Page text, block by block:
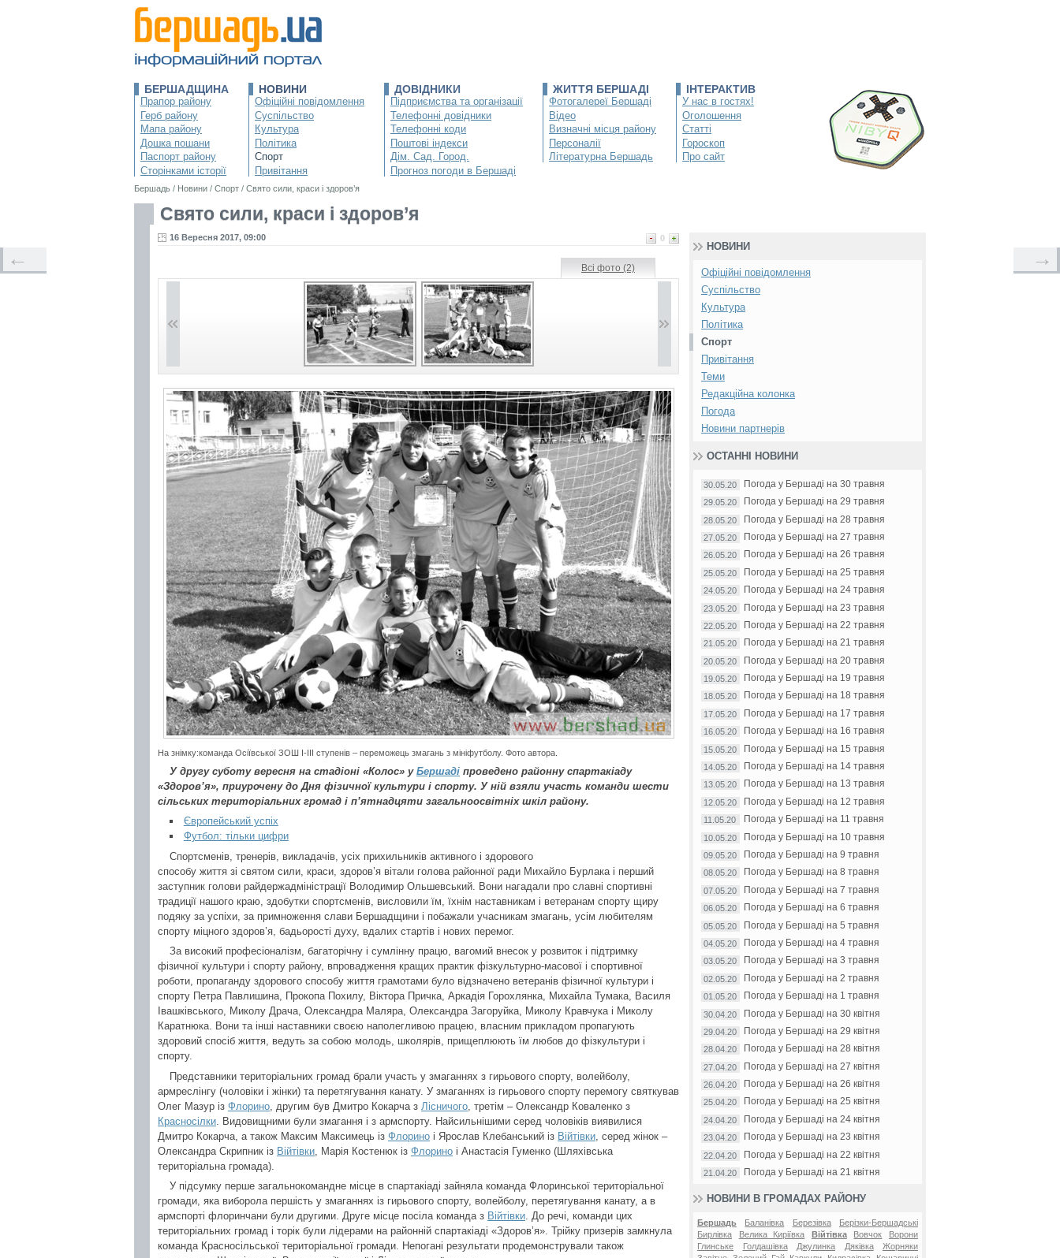
БЕРШАДЩИНА
Прапор району
Герб району
Мапа району
Дошка пошани
Паспорт району
Сторінками історії
НОВИНИ
Офіційні повідомлення
Суспільство
Культура
Політика
Спорт
Привітання
ДОВІДНИКИ
Підприємства та організації
Телефонні довідники
Телефонні коди
Поштові індекси
Дім. Сад. Город.
Прогноз погоди в Бершаді
ЖИТТЯ БЕРШАДІ
Фотогалереї Бершаді
Відео
Визначні місця району
Персоналії
Літературна Бершадь
ІНТЕРАКТИВ
У нас в гостях!
Оголошення
Статті
Гороскоп
Про сайт
Бершадь / Новини / Спорт / Свято сили, краси і здоров’я
Свято сили, краси і здоров’я
0
16 Вересня 2017, 09:00
Всі фото (2)
На знімку:команда Осіївської ЗОШ І-ІІІ ступенів – переможець змагань з мініфутболу. Фото автора.
У другу суботу вересня на стадіоні «Колос» у Бершаді проведено районну спартакіаду
«Здоров’я», приурочену до Дня фізичної культури і спорту. У ній взяли участь команди шести
сільських територіальних громад і п’ятнадцяти загальноосвітніх шкіл району.
Європейський успіх
Футбол: тільки цифри
Спортсменів, тренерів, викладачів, усіх прихильників активного і здорового
способу життя зі святом сили, краси, здоров’я вітали голова районної ради Михайло Бурлака і перший
заступник голови райдержадміністрації Володимир Ольшевський. Вони нагадали про славні спортивні
традиції нашого краю, здобутки спортсменів, висловили їм, їхнім наставникам і ветеранам спорту щиру
подяку за успіхи, за примноження слави Бершадщини і побажали учасникам змагань, усім любителям
спорту міцного здоров’я, бадьорості духу, вдалих стартів і нових перемог.
За високий професіоналізм, багаторічну і сумлінну працю, вагомий внесок у розвиток і підтримку
фізичної культури і спорту району, впровадження кращих практик фізкультурно-масової і спортивної
роботи, пропаганду здорового способу життя грамотами було відзначено ветеранів фізичної культури і
спорту Петра Павлишина, Прокопа Похилу, Віктора Причка, Аркадія Горохлянка, Михайла Тумака, Василя
Івашківського, Миколу Драча, Олександра Маляра, Олександра Загоруйка, Миколу Кравчука і Миколу
Каратнюка. Вони та інші наставники своєю наполегливою працею, власним прикладом пропагують
здоровий спосіб життя, ведуть за собою молодь, школярів, прищеплюють їм любов до фізкультури і
спорту.
Представники територіальних громад брали участь у змаганнях з гирьового спорту, волейболу,
армреслінгу (чоловіки і жінки) та перетягування канату. У змаганнях із гирьового спорту перемогу святкував
Олег Мазур із Флорино , другим був Дмитро Кокарча з Лісничого , третім – Олександр Коваленко з
Красносілки . Видовищними були змагання і з армспорту. Найсильнішими серед чоловіків виявилися
Дмитро Кокарча, а також Максим Максимець із Флорино і Ярослав Клебанський із Війтівки , серед жінок –
Олександра Скрипник із Війтівки , Марія Костенюк із Флорино і Анастасія Гуменко (Шляхівська
територіальна громада).
У підсумку перше загальнокомандне місце в спартакіаді зайняла команда Флоринської територіальної
громади, яка виборола першість у змаганнях із гирьового спорту, волейболу, перетягування канату, а в
армспорті флоринчани були другими. Друге місце посіла команда з Війтівки. До речі, команди цих
територіальних громад і торік були лідерами на районній спартакіаді «Здоров’я». Трійку призерів замкнула
команда Красносільської територіальної громади. Непогані результати продемонстрували також
← →
НОВИНИ
Офіційні повідомлення
Суспільство
Культура
Політика
Спорт
Привітання
Теми
Редакційна колонка
Погода
Новини партнерів
ОСТАННІ НОВИНИ
30.05.20 Погода у Бершаді на 30 травня
29.05.20 Погода у Бершаді на 29 травня
28.05.20 Погода у Бершаді на 28 травня
27.05.20 Погода у Бершаді на 27 травня
26.05.20 Погода у Бершаді на 26 травня
25.05.20 Погода у Бершаді на 25 травня
24.05.20 Погода у Бершаді на 24 травня
23.05.20 Погода у Бершаді на 23 травня
22.05.20 Погода у Бершаді на 22 травня
21.05.20 Погода у Бершаді на 21 травня
20.05.20 Погода у Бершаді на 20 травня
19.05.20 Погода у Бершаді на 19 травня
18.05.20 Погода у Бершаді на 18 травня
17.05.20 Погода у Бершаді на 17 травня
16.05.20 Погода у Бершаді на 16 травня
15.05.20 Погода у Бершаді на 15 травня
14.05.20 Погода у Бершаді на 14 травня
13.05.20 Погода у Бершаді на 13 травня
12.05.20 Погода у Бершаді на 12 травня
11.05.20 Погода у Бершаді на 11 травня
10.05.20 Погода у Бершаді на 10 травня
09.05.20 Погода у Бершаді на 9 травня
08.05.20 Погода у Бершаді на 8 травня
07.05.20 Погода у Бершаді на 7 травня
06.05.20 Погода у Бершаді на 6 травня
05.05.20 Погода у Бершаді на 5 травня
04.05.20 Погода у Бершаді на 4 травня
03.05.20 Погода у Бершаді на 3 травня
02.05.20 Погода у Бершаді на 2 травня
01.05.20 Погода у Бершаді на 1 травня
30.04.20 Погода у Бершаді на 30 квітня
29.04.20 Погода у Бершаді на 29 квітня
28.04.20 Погода у Бершаді на 28 квітня
27.04.20 Погода у Бершаді на 27 квітня
26.04.20 Погода у Бершаді на 26 квітня
25.04.20 Погода у Бершаді на 25 квітня
24.04.20 Погода у Бершаді на 24 квітня
23.04.20 Погода у Бершаді на 23 квітня
22.04.20 Погода у Бершаді на 22 квітня
21.04.20 Погода у Бершаді на 21 квітня
НОВИНИ В ГРОМАДАХ РАЙОНУ
Бершадь Баланівка Березівка
Берізки-Бершадські
Бирлівка
Велика Киріївка Війтівка Вовчок
Ворони
Глинське
Голдашівка Джулинка Дяківка
Жорняки